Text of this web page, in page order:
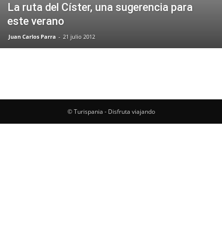
La ruta del Císter, una sugerencia para
este verano
Juan Carlos Parra - 21 julio 2012
© Turispania - Disfruta viajando